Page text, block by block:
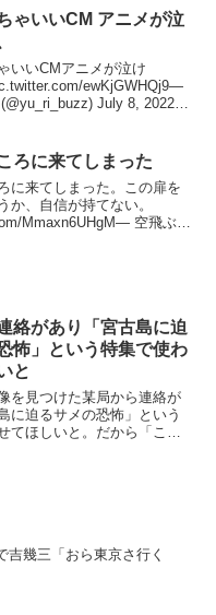
ゃいいCM アニメが泣
いいCMアニメが泣け
ewKjGWHQj9—
July 8, 2022
ろに来てしまった
に来てしまった。この扉を
か、自信が持てない。
Mmaxn6UHgM— 空飛ぶペ
絡があり「宮古島に迫
怖」という特集で使わ
と
を見つけた某局から連絡が
に迫るサメの恐怖」という
てほしいと。だから「これ
吉幾三「おら東京さ行く